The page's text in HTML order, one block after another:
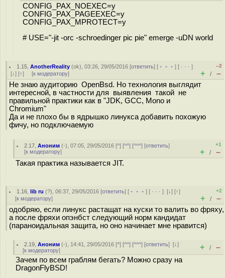
CONFIG_PAX_NOEXEC=y
CONFIG_PAX_PAGEEXEC=y
CONFIG_PAX_MPROTECT=y
# USE="-jit -orc -schroedinger pic pie" emerge -uDN world
1.15 ,AnotherReality (ok), 03:26, 29/05/2016 [ответить] [ ﹢﹢﹢] [ · · ·]
[↓] [↑] [к модератору]
–2
+ / –
Не знаю аудиторию OpenBsd. Но технология выглядит
интересной, в частности для выявления такой не
правильной практики как в "JDK, GCC, Mono и
Chromium"
Да и не плохо бы в ядрышко линукса добавить похожую
фичу, но подключаемую
2.17 ,Аноним (-), 07:05, 29/05/2016 [^] [^^] [^^^] [ответить]
[к модератору]
+1
+ / –
Такая практика называется JIT.
1.16 ,lib ru (?), 06:37, 29/05/2016 [ответить] [ ﹢﹢﹢] [ · · ·][↓] [↑]
[к модератору]
+2
+ / –
одобряю, если линукс растащат на куски то валить во фряху,
а после фряхи опэнбст следующий норм кандидат
(параноидальная защита, но оно начинает мне нравится)
2.19 ,Аноним (-), 14:41, 29/05/2016 [^] [^^] [^^^] [ответить][↓]
[к модератору] + / –
Зачем по всем граблям бегать? Можно сразу на
DragonFlyBSD!